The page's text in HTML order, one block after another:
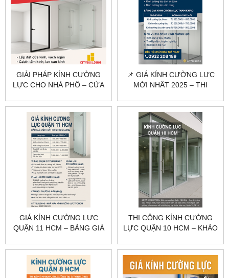
GIẢI PHÁP KÍNH CƯỜNG
LỰC CHO NHÀ PHỐ – CỬA
CITYBUILDING
📌 GIÁ KÍNH CƯỜNG LỰC
MỚI NHẤT 2025 – THI
CITYBUILDING
GIÁ KÍNH CƯỜNG LỰC
QUẬN 11 HCM – BẢNG GIÁ
CITYBUILDING
THI CÔNG KÍNH CƯỜNG
LỰC QUẬN 10 HCM – KHẢO
CITYBUILDING